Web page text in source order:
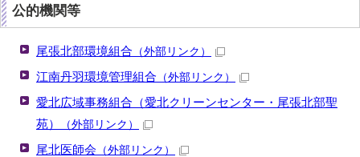
公的機関等
尾張北部環境組合 （外部リンク）
江南丹羽環境管理組合 （外部リンク）
愛北広域事務組合（愛北クリーンセンター・尾張北部聖
苑）
（外部リンク）
尾北医師会 （外部リンク）